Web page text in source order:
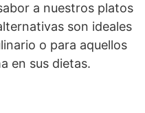
a nuestros platos
son ideales
o para aquellos
en sus dietas.